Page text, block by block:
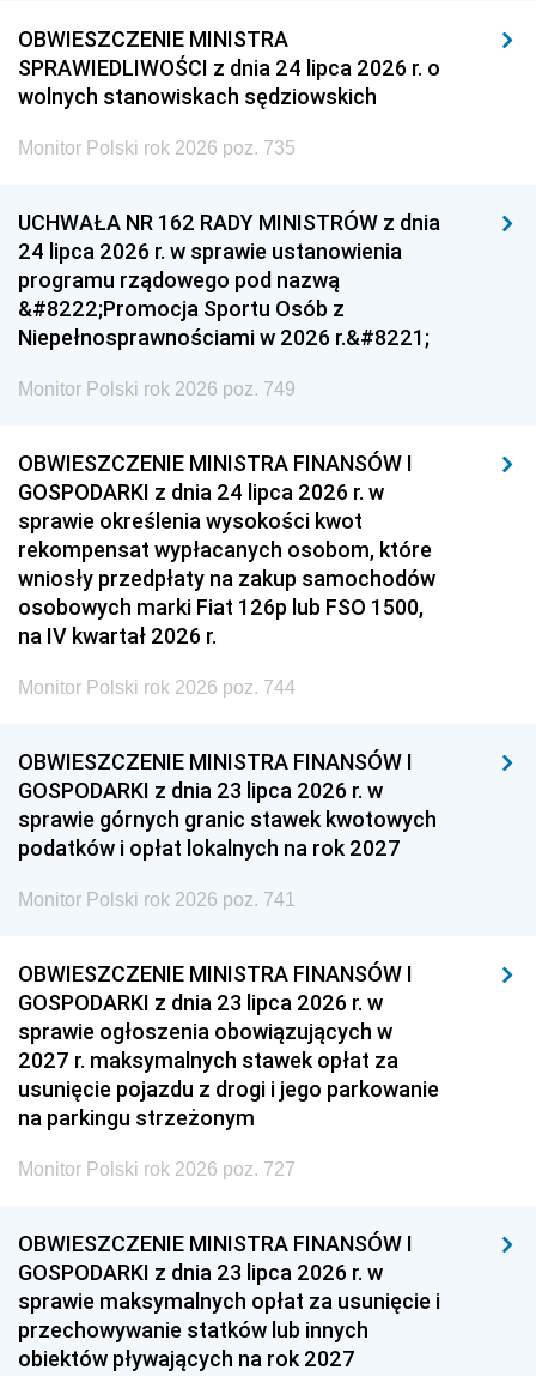
OBWIESZCZENIE MINISTRA
SPRAWIEDLIWOŚCI z dnia 24 lipca 2026 r. o
wolnych stanowiskach sędziowskich
Monitor Polski rok 2026 poz. 735
UCHWAŁA NR 162 RADY MINISTRÓW z dnia
24 lipca 2026 r. w sprawie ustanowienia
programu rządowego pod nazwą
&#8222;Promocja Sportu Osób z
Niepełnosprawnościami w 2026 r.&#8221;
Monitor Polski rok 2026 poz. 749
OBWIESZCZENIE MINISTRA FINANSÓW I
GOSPODARKI z dnia 24 lipca 2026 r. w
sprawie określenia wysokości kwot
rekompensat wypłacanych osobom, które
wniosły przedpłaty na zakup samochodów
osobowych marki Fiat 126p lub FSO 1500,
na IV kwartał 2026 r.
Monitor Polski rok 2026 poz. 744
OBWIESZCZENIE MINISTRA FINANSÓW I
GOSPODARKI z dnia 23 lipca 2026 r. w
sprawie górnych granic stawek kwotowych
podatków i opłat lokalnych na rok 2027
Monitor Polski rok 2026 poz. 741
OBWIESZCZENIE MINISTRA FINANSÓW I
GOSPODARKI z dnia 23 lipca 2026 r. w
sprawie ogłoszenia obowiązujących w
2027 r. maksymalnych stawek opłat za
usunięcie pojazdu z drogi i jego parkowanie
na parkingu strzeżonym
Monitor Polski rok 2026 poz. 727
OBWIESZCZENIE MINISTRA FINANSÓW I
GOSPODARKI z dnia 23 lipca 2026 r. w
sprawie maksymalnych opłat za usunięcie i
przechowywanie statków lub innych
obiektów pływających na rok 2027